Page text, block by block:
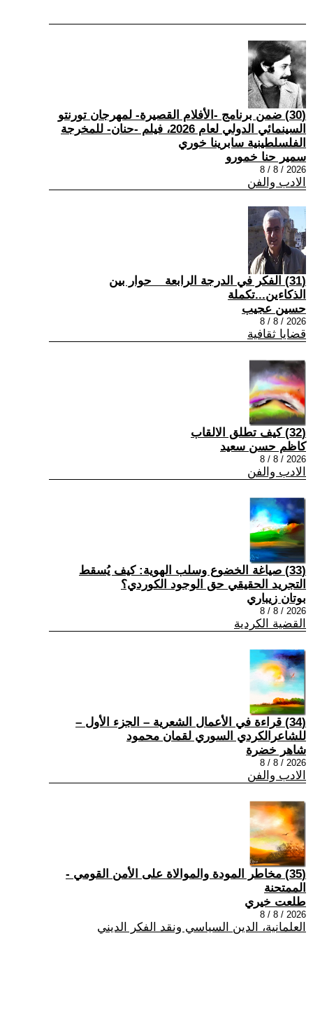
(30) ضمن برنامج -الأفلام القصيرة- لمهرجان تورنتو
السينمائي الدولي لعام 2026، فيلم -حنان- للمخرجة
الفلسلطينية سابرينا خوري
سمير حنا خمورو
2026 / 8 / 8
الادب والفن
(31) الفكر في الدرجة الرابعة _ حوار بين
الذكاءين...تكملة
حسين عجيب
2026 / 8 / 8
قضايا ثقافية
(32) كيف تطلق الالقاب
كاظم حسن سعيد
2026 / 8 / 8
الادب والفن
(33) صياغة الخضوع وسلب الهوية: كيف يُسقط
التجريد الحقيقي حق الوجود الكوردي؟
بوتان زيباري
2026 / 8 / 8
القضية الكردية
(34) قراءة في الأعمال الشعرية – الجزء الأول –
للشاعرالكردي السوري لقمان محمود
شاهر خضرة
2026 / 8 / 8
الادب والفن
(35) مخاطر المودة والموالاة على الأمن القومي -
الممتحنة
طلعت خيري
2026 / 8 / 8
العلمانية، الدين السياسي ونقد الفكر الديني